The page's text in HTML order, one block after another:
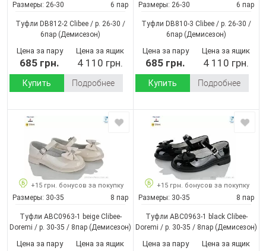
Размеры: 26-30 6 пар
Туфли DB812-2 Clibee / p. 26-30 /
6пар (Демисезон)
Цена за пару
685 грн.
Цена за ящик
4 110 грн.
Купить Подробнее
Размеры: 26-30 6 пар
Туфли DB810-3 Clibee / p. 26-30 /
6пар (Демисезон)
Цена за пару
685 грн.
Цена за ящик
4 110 грн.
Купить Подробнее
+15 грн. бонусов за покупку
Размеры: 30-35 8 пар
Туфли ABC0963-1 beige Clibee-
Doremi / p. 30-35 / 8пар (Демисезон)
Цена за пару Цена за ящик
+15 грн. бонусов за покупку
Размеры: 30-35 8 пар
Туфли ABC0963-1 black Clibee-
Doremi / p. 30-35 / 8пар (Демисезон)
Цена за пару Цена за ящик